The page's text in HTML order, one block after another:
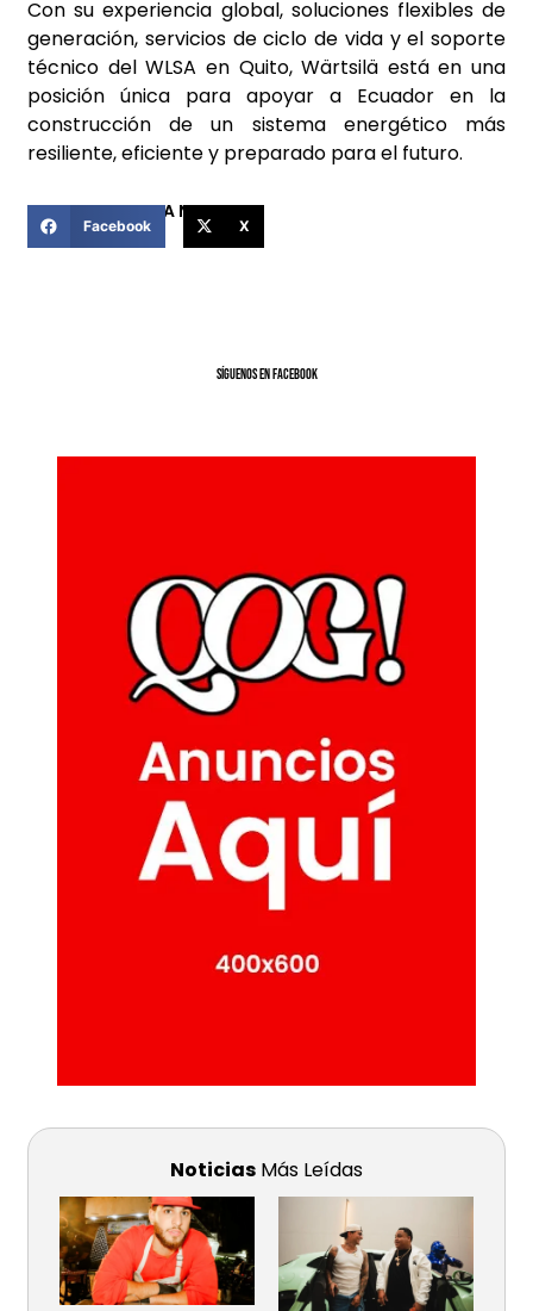
Con su experiencia global, soluciones flexibles de
generación, servicios de ciclo de vida y el soporte
técnico del WLSA en Quito, Wärtsilä está en una
posición única para apoyar a Ecuador en la
construcción de un sistema energético más
resiliente, eficiente y preparado para el futuro.
COMPARTIR ESTA NOTICIA
Facebook X
SíGUENOS EN FACEBOOK
Noticias Más Leídas